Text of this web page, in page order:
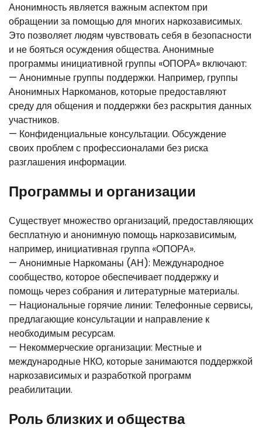
Анонимность является важным аспектом при
обращении за помощью для многих наркозависимых.
Это позволяет людям чувствовать себя в безопасности
и не бояться осуждения общества. Анонимные
программы инициативной группы «ОПОРА» включают:
— Анонимные группы поддержки. Например, группы
Анонимных Наркоманов, которые предоставляют
среду для общения и поддержки без раскрытия данных
участников.
— Конфиденциальные консультации. Обсуждение
своих проблем с профессионалами без риска
разглашения информации.
Программы и организации
Существует множество организаций, предоставляющих
бесплатную и анонимную помощь наркозависимым,
например, инициативная группа «ОПОРА».
— Анонимные Наркоманы (АН): Международное
сообщество, которое обеспечивает поддержку и
помощь через собрания и литературные материалы.
— Национальные горячие линии: Телефонные сервисы,
предлагающие консультации и направление к
необходимым ресурсам.
— Некоммерческие организации: Местные и
международные НКО, которые занимаются поддержкой
наркозависимых и разработкой программ
реабилитации.
Роль близких и общества